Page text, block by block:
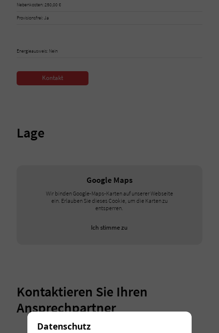
Nebenkosten: 250,00 €
Provisionsfrei: Ja
Energieausweis: Nein
Kontakt
Lage
Google Maps
Wir binden Google-Maps-Karten auf unserer Webseite
ein. Erlauben Sie dieses Cookie, um die Karten zu
entsperren.
Ich stimme zu
Kontaktieren Sie Ihren
Ansprechpartner
Datenschutz